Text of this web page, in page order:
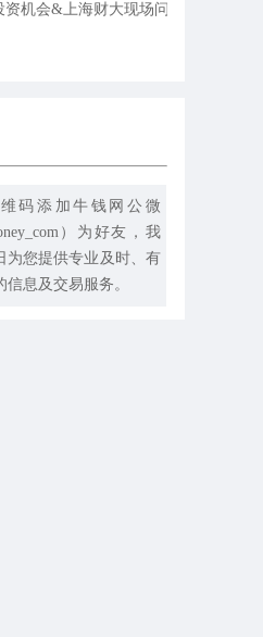
机会&上海财大现场问
码添加牛钱网公微
）为好友，我
为您提供专业及时、有
信息及交易服务。